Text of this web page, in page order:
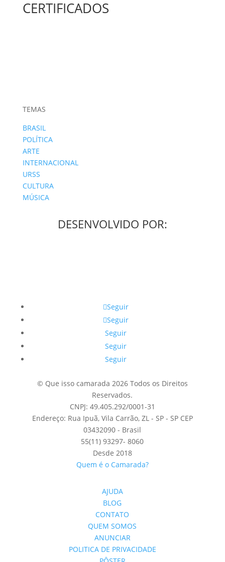
CERTIFICADOS
TEMAS
BRASIL
POLÍTICA
ARTE
INTERNACIONAL
URSS
CULTURA
MÚSICA
DESENVOLVIDO POR:
Seguir
Seguir
Seguir
Seguir
Seguir
© Que isso camarada 2026 Todos os Direitos
Reservados.
CNPJ: 49.405.292/0001-31
Endereço: Rua Ipuã, Vila Carrão, ZL - SP - SP CEP
03432090 - Brasil
55(11) 93297- 8060
Desde 2018
Quem é o Camarada?
AJUDA
BLOG
CONTATO
QUEM SOMOS
ANUNCIAR
POLITICA DE PRIVACIDADE